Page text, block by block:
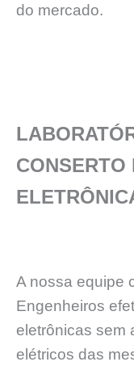
do mercado.
CONSERTO
A nossa equipe
Engenheiros
eletrônicas sem
elétricos das